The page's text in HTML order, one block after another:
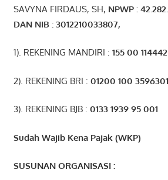
SAVYNA FIRDAUS, SH, NPWP : 42. 282
DAN NIB :3012210033807,
1). REKENING MANDIRI : 155 00
2). REKENING BRI : 01200 100 3596301
3). REKENING BJB : 0133 1939 95 001
Sudah Wajib Kena Pajak (WKP)
SUSUNAN ORGANISASI :